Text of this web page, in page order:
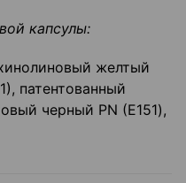
капсулы:
желтый
патентованный
черный PN (Е151),